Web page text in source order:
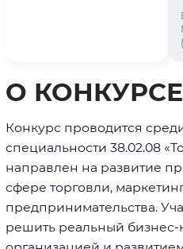
О КОНКУРСЕ
Конкурс проводится
специальности 38.02.08
направлен на развитие
сфере торговли,
предпринимательства.
решить реальный бизнес-